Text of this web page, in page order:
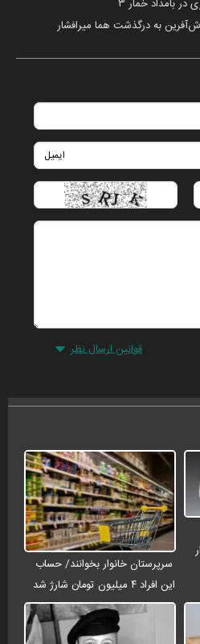
بامداد خمار ۳
به درگذشت هما میرافشار
قوانین ارسال نظر
سرپرستان خانوار بخوانند/ حساب
این افراد ۴ میلیون تومان شارژ شد